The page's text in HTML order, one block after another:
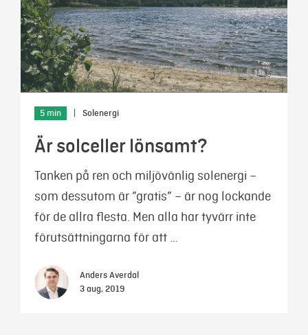
5 min Solenergi
Är solceller lönsamt?
Tanken på ren och miljövänlig solenergi –
som dessutom är ”gratis” – är nog lockande
för de allra flesta. Men alla har tyvärr inte
förutsättningarna för att …
Anders Averdal
3 aug, 2019